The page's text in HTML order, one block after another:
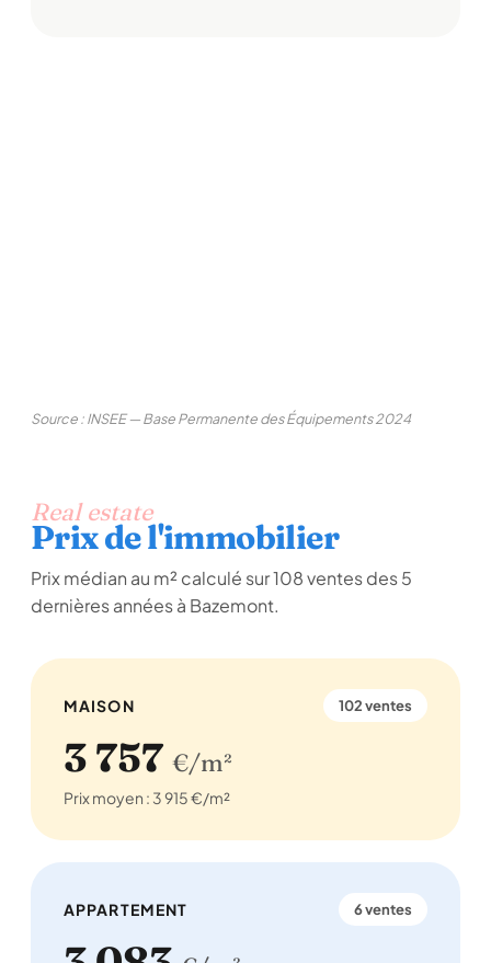
Source : INSEE — Base Permanente des Équipements 2024
Real estate
Prix de l'immobilier
Prix médian au m² calculé sur 108 ventes des 5
dernières années à Bazemont.
MAISON 102 ventes
3 757 €/m²
Prix moyen : 3 915 €/m²
APPARTEMENT 6 ventes